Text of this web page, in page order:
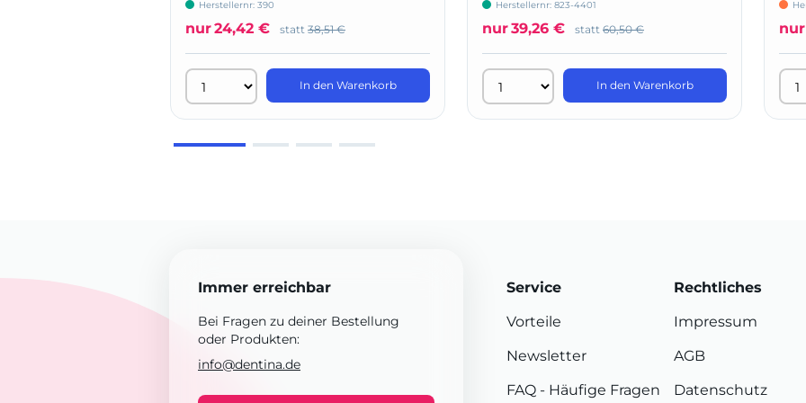
Herstellernr: 390
nur24,42 € statt 38,51 €
In den Warenkorb
Herstellernr: 823-4401
nur39,26 € statt 60,50 €
In den Warenkorb
nur
Immer erreichbar
Bei Fragen zu deiner Bestellung
oder Produkten:
info@dentina.de
Service
Vorteile
Newsletter
FAQ - Häufige Fragen
Rechtliches
Impressum
AGB
Datenschutz